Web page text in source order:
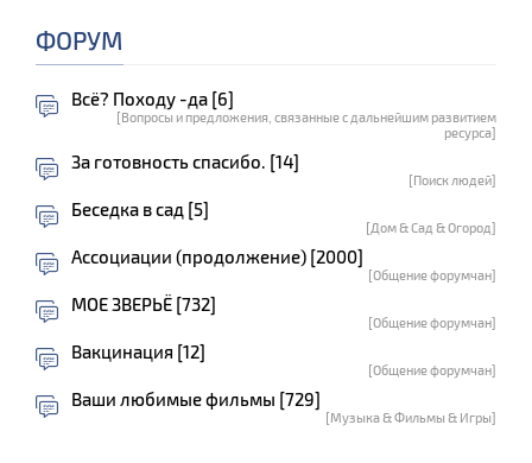
ФОРУМ
Всё? Походу -да [6]
[Вопросы и предложения, связанные с дальнейшим развитием
ресурса]
За готовность спасибо. [14]
[Поиск людей]
Беседка в сад [5]
[Дом & Сад & Огород]
Ассоциации (продолжение) [2000]
[Общение форумчан]
МОЕ ЗВЕРЬЁ [732]
[Общение форумчан]
Вакцинация [12]
[Общение форумчан]
Ваши любимые фильмы [729]
[Музыка & Фильмы & Игры]